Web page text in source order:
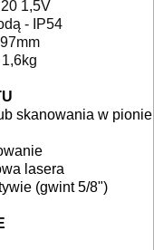
1,5V
- IP54
skanowania w pionie
lasera
(gwint 5/8")